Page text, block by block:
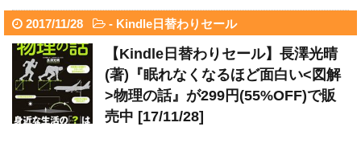
2017/11/28 - Kindle日替わりセール
【Kindle日替わりセール】長澤光晴
(著)『眠れなくなるほど面白い<図解
>物理の話』が299円(55%OFF)で販
売中 [17/11/28]